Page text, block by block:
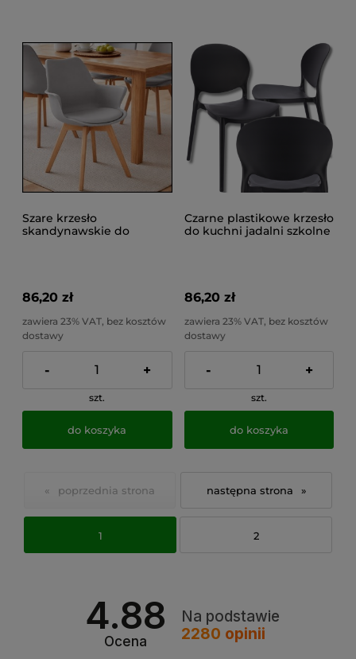
Szare krzesło
skandynawskie do
86,20 zł
zawiera 23% VAT, bez kosztów
dostawy
- +
szt.
do koszyka
Czarne plastikowe krzesło
do kuchni jadalni szkolne
86,20 zł
zawiera 23% VAT, bez kosztów
dostawy
- +
szt.
do koszyka
«
1 2
»
4.88
Ocena
Na podstawie
2280 opinii